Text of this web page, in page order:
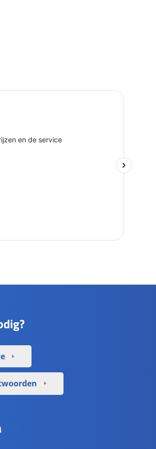
arrow_right
arrow_right